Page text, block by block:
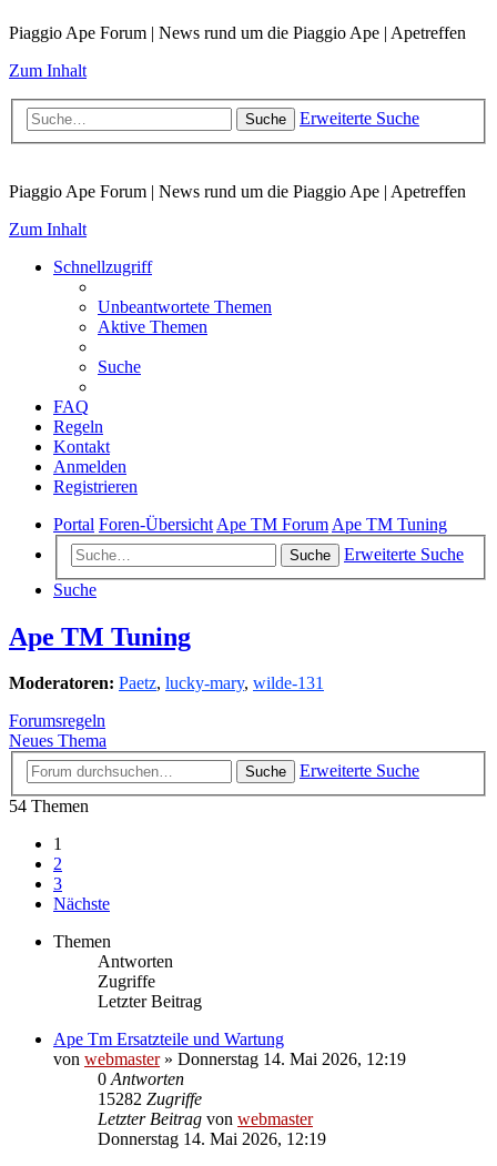
Piaggio Ape Forum | News rund um die Piaggio Ape | Apetreffen
Zum Inhalt
Suche Erweiterte Suche
Piaggio Ape Forum | News rund um die Piaggio Ape | Apetreffen
Zum Inhalt
Schnellzugriff
Unbeantwortete Themen
Aktive Themen
Suche
FAQ
Regeln
Kontakt
Anmelden
Registrieren
Portal Foren-Übersicht Ape TM Forum Ape TM Tuning
Suche
Erweiterte Suche
Suche
Ape TM Tuning
Moderatoren: Paetz, lucky-mary, wilde-131
Forumsregeln
Neues Thema
Suche
Erweiterte Suche
54 Themen
1
2
3
Nächste
Themen
Antworten
Zugriffe
Letzter Beitrag
Ape Tm Ersatzteile und Wartung
von webmaster» Donnerstag 14. Mai 2026, 12:19
0 Antworten
15282 Zugriffe
Letzter Beitrag von webmaster
Donnerstag 14. Mai 2026, 12:19